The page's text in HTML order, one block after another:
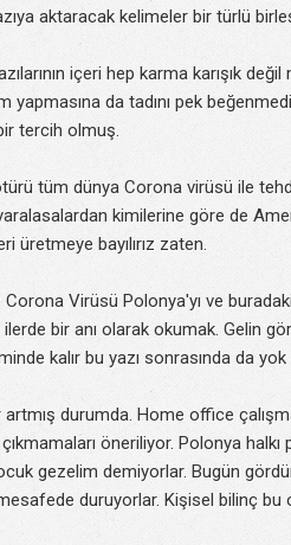
aktaracak kelimeler bir türlü
içeri hep karma karışık
yapmasına da tadını pek
tercih olmuş.
tüm dünya Corona virüsü ile
kimilerine göre de
üretmeye bayılırız zaten.
Virüsü Polonya'yı ve
bir anı olarak okumak. Gelin
kalır bu yazı sonrasında da yok
durumda. Home office
öneriliyor. Polonya
gezelim demiyorlar. Bugün
duruyorlar. Kişisel bilinç bu